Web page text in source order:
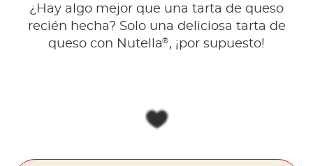
¿Hay algo mejor que una tarta de queso
recién hecha? Solo una deliciosa tarta de
queso con Nutella®, ¡por supuesto!